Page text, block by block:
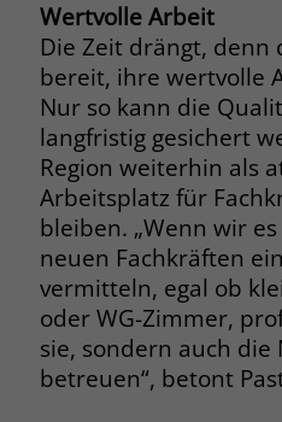
Wertvolle Arbeit
Die Zeit drängt, denn
bereit, ihre wertvolle
Nur so kann die
langfristig gesichert
Region weiterhin als
Arbeitsplatz für
bleiben. „Wenn wir
neuen Fachkräften
vermitteln, egal ob
oder WG-Zimmer,
sie, sondern auch die
betreuen“, betont
Anbieter
Laufzeit Session
Zweck
Behält die
allen
Anbieter Google Ads
Laufzeit 90 Tage
Zweck
Dieses
User über
Es enthält
welche
sodass
Bestellungen
Anzeige
Name _gcl_dc